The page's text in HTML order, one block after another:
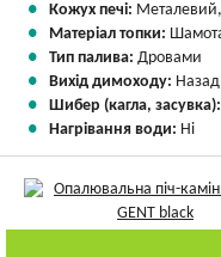
Кожух печі:
Матеріал топки:
Тип палива: Дровами
Вихід димоходу: Назад
Шибер (кагла,
Нагрівання води: Ні